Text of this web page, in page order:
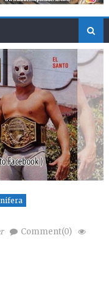
Comment(0)